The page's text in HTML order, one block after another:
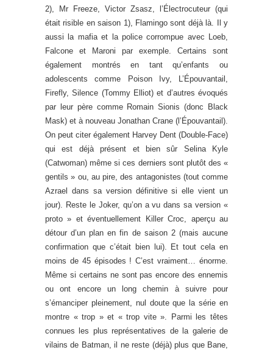
2), Mr Freeze, Victor Zsasz, l’Électrocuteur (qui
était risible en saison 1), Flamingo sont déjà là. Il y
aussi la mafia et la police corrompue avec Loeb,
Falcone et Maroni par exemple. Certains sont
également montrés en tant qu’enfants ou
adolescents comme Poison Ivy, L’Épouvantail,
Firefly, Silence (Tommy Elliot) et d’autres évoqués
par leur père comme Romain Sionis (donc Black
Mask) et à nouveau Jonathan Crane (l’Épouvantail).
On peut citer également Harvey Dent (Double-Face)
qui est déjà présent et bien sûr Selina Kyle
(Catwoman) même si ces derniers sont plutôt des «
gentils » ou, au pire, des antagonistes (tout comme
Azrael dans sa version définitive si elle vient un
jour). Reste le Joker, qu’on a vu dans sa version «
proto » et éventuellement Killer Croc, aperçu au
détour d’un plan en fin de saison 2 (mais aucune
confirmation que c’était bien lui). Et tout cela en
moins de 45 épisodes ! C’est vraiment… énorme.
Même si certains ne sont pas encore des ennemis
ou ont encore un long chemin à suivre pour
s’émanciper pleinement, nul doute que la série en
montre « trop » et « trop vite ». Parmi les têtes
connues les plus représentatives de la galerie de
vilains de Batman, il ne reste (déjà) plus que Bane,